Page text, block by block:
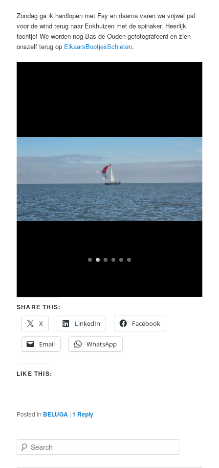
Zondag ga ik hardlopen met Fay en daarna varen we vrijwel pal
voor de wind terug naar Enkhuizen met de spinaker. Heerlijk
tochtje! We worden nog Bas de Ouden gefotografeerd en zien
onszelf terug op ElkaarsBootjesSchieten.
SHARE THIS:
X
LinkedIn Facebook
Email WhatsApp
LIKE THIS:
Posted in BELUGA |1 Reply
e